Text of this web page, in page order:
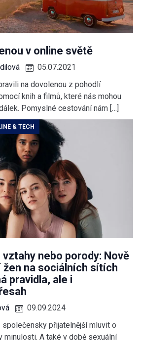
v online světě
05.07.2021
na dovolenou z pohodlí
knih a filmů, které nás mohou
Pomyslné cestování nám […]
& TECH
nebo porody: Nově
na sociálních sítích
pravidla, ale i
09.09.2024
společensky přijatelnější mluvit o
minulosti. A také v době sexuální